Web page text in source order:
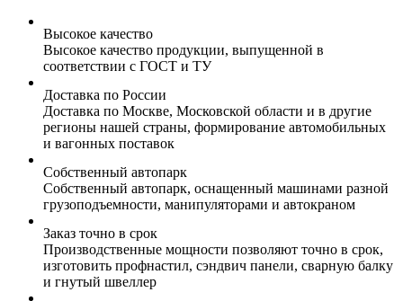
Высокое качество
Высокое качество продукции, выпущенной в
соответствии с ГОСТ и ТУ
Доставка по России
Доставка по Москве, Московской области и в другие
регионы нашей страны, формирование автомобильных
и вагонных поставок
Собственный автопарк
Собственный автопарк, оснащенный машинами разной
грузоподъемности, манипуляторами и автокраном
Заказ точно в срок
Производственные мощности позволяют точно в срок,
изготовить профнастил, сэндвич панели, сварную балку
и гнутый швеллер